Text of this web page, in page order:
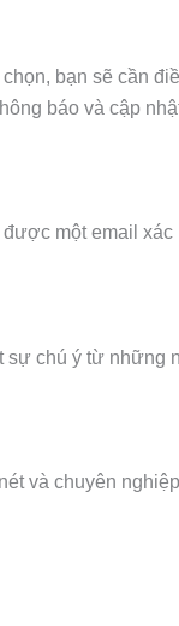
bạn sẽ cần
báo và cập
một email
sự chú ý từ
và chuyên